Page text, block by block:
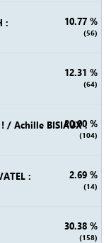
10.77 %
(56)
12.31 %
(64)
20.00 %
(104)
2.69 %
(14)
30.38 %
(158)